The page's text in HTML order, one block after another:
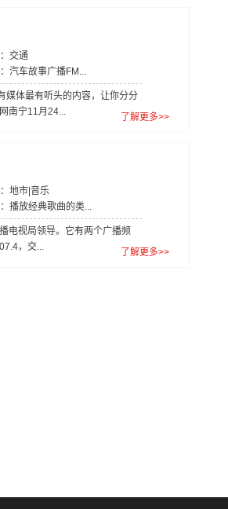
交通
汽车故事广播FM...
媒体最有听头的内容，让你分分
南宁11月24...
了解更多>>
地市|音乐
播放经典歌曲的类...
电视局领导。它有两个广播频
，交...
了解更多>>